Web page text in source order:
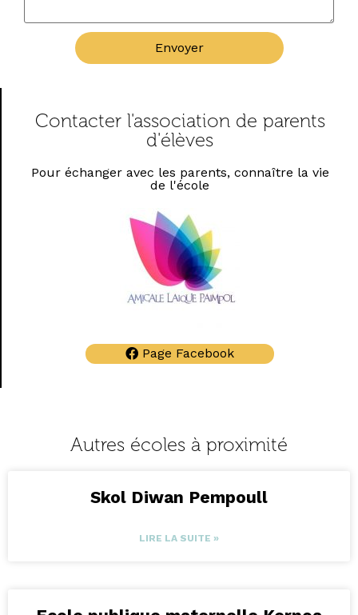
Envoyer
Contacter l'association de parents
d'élèves
Pour échanger avec les parents, connaître la vie
de l'école
Page Facebook
Autres écoles à proximité
Skol Diwan Pempoull
LIRE LA SUITE »